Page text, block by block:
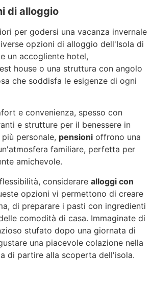
di alloggio
per godersi una vacanza invernale
opzioni di alloggio dell'Isola di
un accogliente hotel,
house o una struttura con angolo
che soddisfa le esigenze di ogni
e convenienza, spesso con
e strutture per il benessere in
personale, pensioni offrono una
familiare, perfetta per
amichevole.
considerare alloggi con
opzioni vi permettono di creare
di preparare i pasti con ingredienti
comodità di casa. Immaginate di
stufato dopo una giornata di
una piacevole colazione nella
di partire alla scoperta dell'isola.